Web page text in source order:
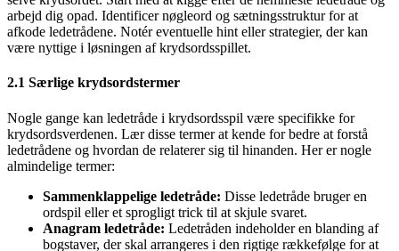
arbejd dig opad. Identificer nøgleord og sætningsstruktur for at
afkode ledetrådene. Notér eventuelle hint eller strategier, der kan
være nyttige i løsningen af krydsordsspillet.
2.1 Særlige krydsordstermer
Nogle gange kan ledetråde i krydsordsspil være specifikke for
krydsordsverdenen. Lær disse termer at kende for bedre at forstå
ledetrådene og hvordan de relaterer sig til hinanden. Her er nogle
almindelige termer:
Sammenklappelige ledetråde: Disse ledetråde bruger en
ordspil eller et sprogligt trick til at skjule svaret.
Anagram ledetråde: Ledetråden indeholder en blanding af
bogstaver, der skal arrangeres i den rigtige rækkefølge for at